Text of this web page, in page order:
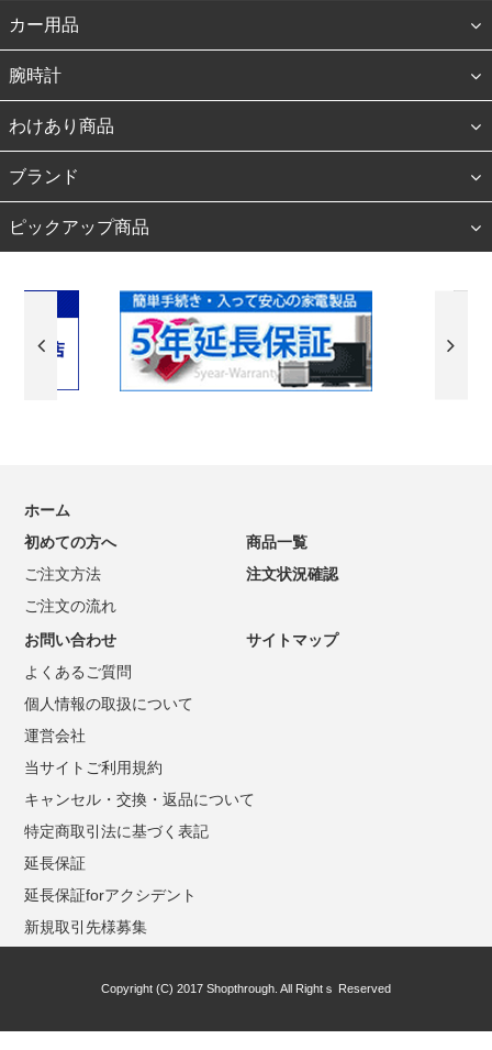
カー用品
腕時計
わけあり商品
ブランド
ピックアップ商品
ホーム
初めての方へ
ご注文方法
ご注文の流れ
商品一覧
注文状況確認
お問い合わせ
よくあるご質問
個人情報の取扱について
サイトマップ
運営会社
当サイトご利用規約
キャンセル・交換・返品について
特定商取引法に基づく表記
延長保証
延長保証forアクシデント
新規取引先様募集
Copyright (C) 2017 Shopthrough. All Rightｓ Reserved